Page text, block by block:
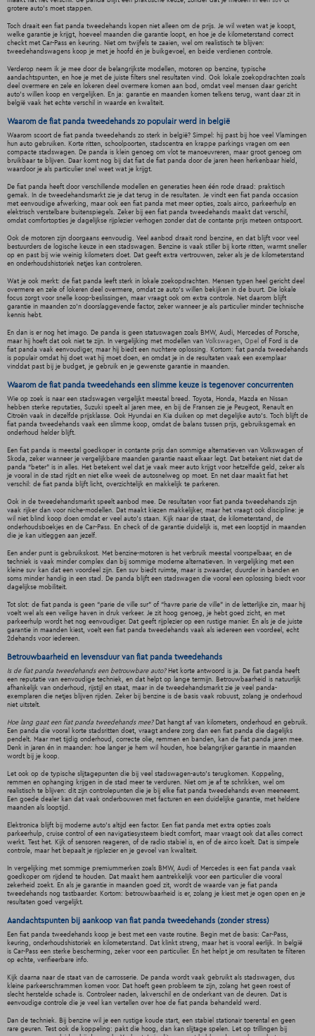
grotere auto’s moet stappen.
Toch draait een fiat panda tweedehands kopen niet alleen om de prijs. Je wil weten wat je koopt,
welke garantie je krijgt, hoeveel maanden die garantie loopt, en hoe je de kilometerstand correct
checkt met Car-Pass en keuring. Niet om twijfels te zaaien, wel om realistisch te blijven:
tweedehandswagens koop je met je hoofd én je buikgevoel, en beide verdienen controle.
Verderop neem ik je mee door de belangrijkste modellen, motoren op benzine, typische
aandachtspunten, en hoe je met de juiste filters snel resultaten vind. Ook lokale zoekopdrachten zoals
deel overmere en zele en lokeren deel overmere komen aan bod, omdat veel mensen daar gericht
auto’s willen koop en vergelijken. En ja: garantie en maanden komen telkens terug, want daar zit in
belgië vaak het echte verschil in waarde en kwaliteit.
Waarom de fiat panda tweedehands zo populair werd in belgië
Waarom scoort de fiat panda tweedehands zo sterk in belgië? Simpel: hij past bij hoe veel Vlamingen
hun auto gebruiken. Korte ritten, schoolpoorten, stadscentra en krappe parkings vragen om een
compacte stadswagen. De panda is klein genoeg om vlot te manoeuvreren, maar groot genoeg om
bruikbaar te blijven. Daar komt nog bij dat fiat de fiat panda door de jaren heen herkenbaar hield,
waardoor je als particulier snel weet wat je krijgt.
De fiat panda heeft door verschillende modellen en generaties heen één rode draad: praktisch
gemak. In de tweedehandsmarkt zie je dat terug in de resultaten. Je vindt een fiat panda occasion
met eenvoudige afwerking, maar ook een fiat panda met meer opties, zoals airco, parkeerhulp en
elektrisch verstelbare buitenspiegels. Zeker bij een fiat panda tweedehands maakt dat verschil,
omdat comfortopties je dagelijkse rijplezier verhogen zonder dat de contante prijs meteen ontspoort.
Ook de motoren zijn doorgaans eenvoudig. Veel aanbod draait rond benzine, en dat blijft voor veel
bestuurders de logische keuze in een stadswagen. Benzine is vaak stiller bij korte ritten, warmt sneller
op en past bij wie weinig kilometers doet. Dat geeft extra vertrouwen, zeker als je de kilometerstand
en onderhoudshistoriek netjes kan controleren.
Wat je ook merkt: de fiat panda leeft sterk in lokale zoekopdrachten. Mensen typen heel gericht deel
overmere en zele of lokeren deel overmere, omdat ze auto’s willen bekijken in de buurt. Die lokale
focus zorgt voor snelle koop-beslissingen, maar vraagt ook om extra controle. Net daarom blijft
garantie in maanden zo’n doorslaggevende factor, zeker wanneer je als particulier minder technische
kennis hebt.
En dan is er nog het imago. De panda is geen statuswagen zoals BMW, Audi, Mercedes of Porsche,
maar hij hoeft dat ook niet te zijn. In vergelijking met modellen van Volkswagen, Opel of Ford is de
fiat panda vaak eenvoudiger, maar hij biedt een nuchtere oplossing. Kortom: fiat panda tweedehands
is populair omdat hij doet wat hij moet doen, en omdat je in de resultaten vaak een exemplaar
vinddat past bij je budget, je gebruik en je gewenste garantie in maanden.
Waarom de fiat panda tweedehands een slimme keuze is tegenover concurrenten
Wie op zoek is naar een stadswagen vergelijkt meestal breed. Toyota, Honda, Mazda en Nissan
hebben sterke reputaties, Suzuki speelt al jaren mee, en bij de Fransen zie je Peugeot, Renault en
Citroën vaak in dezelfde prijsklasse. Ook Hyundai en Kia duiken op met degelijke auto’s. Toch blijft de
fiat panda tweedehands vaak een slimme koop, omdat de balans tussen prijs, gebruiksgemak en
onderhoud helder blijft.
Een fiat panda is meestal goedkoper in contante prijs dan sommige alternatieven van Volkswagen of
Skoda, zeker wanneer je vergelijkbare maanden garantie naast elkaar legt. Dat betekent niet dat de
panda “beter” is in alles. Het betekent wel dat je vaak meer auto krijgt voor hetzelfde geld, zeker als
je vooral in de stad rijdt en niet elke week de autosnelweg op moet. En net daar maakt fiat het
verschil: de fiat panda blijft licht, overzichtelijk en makkelijk te parkeren.
Ook in de tweedehandsmarkt speelt aanbod mee. De resultaten voor fiat panda tweedehands zijn
vaak rijker dan voor niche-modellen. Dat maakt kiezen makkelijker, maar het vraagt ook discipline: je
wil niet blind koop doen omdat er veel auto’s staan. Kijk naar de staat, de kilometerstand, de
onderhoudsboekjes en de Car-Pass. En check of de garantie duidelijk is, met een looptijd in maanden
die je kan uitleggen aan jezelf.
Een ander punt is gebruikskost. Met benzine-motoren is het verbruik meestal voorspelbaar, en de
techniek is vaak minder complex dan bij sommige moderne alternatieven. In vergelijking met een
kleine suv kan dat een voordeel zijn. Een suv biedt ruimte, maar is zwaarder, duurder in banden en
soms minder handig in een stad. De panda blijft een stadswagen die vooral een oplossing biedt voor
dagelijkse mobiliteit.
Tot slot: de fiat panda is geen “parie de ville sur” of “havre parie de ville” in de letterlijke zin, maar hij
voelt wel als een veilige haven in druk verkeer. Je zit hoog genoeg, je hebt goed zicht, en met
parkeerhulp wordt het nog eenvoudiger. Dat geeft rijplezier op een rustige manier. En als je de juiste
garantie in maanden kiest, voelt een fiat panda tweedehands vaak als iedereen een voordeel, echt
2dehands voor iedereen.
Betrouwbaarheid en levensduur van fiat panda tweedehands
Is de fiat panda tweedehands een betrouwbare auto?Het korte antwoord is ja. De fiat panda heeft
een reputatie van eenvoudige techniek, en dat helpt op lange termijn. Betrouwbaarheid is natuurlijk
afhankelijk van onderhoud, rijstijl en staat, maar in de tweedehandsmarkt zie je veel panda-
exemplaren die netjes blijven rijden. Zeker bij benzine is de basis vaak robuust, zolang je onderhoud
niet uitstelt.
Hoe lang gaat een fiat panda tweedehands mee?Dat hangt af van kilometers, onderhoud en gebruik.
Een panda die vooral korte stadsritten doet, vraagt andere zorg dan een fiat panda die dagelijks
pendelt. Maar met tijdig onderhoud, correcte olie, remmen en banden, kan de fiat panda jaren mee.
Denk in jaren én in maanden: hoe langer je hem wil houden, hoe belangrijker garantie in maanden
wordt bij je koop.
Let ook op de typische slijtagepunten die bij veel stadswagen-auto’s terugkomen. Koppeling,
remmen en ophanging krijgen in de stad meer te verduren. Niet om je af te schrikken, wel om
realistisch te blijven: dit zijn controlepunten die je bij elke fiat panda tweedehands even meeneemt.
Een goede dealer kan dat vaak onderbouwen met facturen en een duidelijke garantie, met heldere
maanden als looptijd.
Elektronica blijft bij moderne auto’s altijd een factor. Een fiat panda met extra opties zoals
parkeerhulp, cruise control of een navigatiesysteem biedt comfort, maar vraagt ook dat alles correct
werkt. Test het. Kijk of sensoren reageren, of de radio stabiel is, en of de airco koelt. Dat is simpele
controle, maar het bepaalt je rijplezier en je gevoel van kwaliteit.
In vergelijking met sommige premiummerken zoals BMW, Audi of Mercedes is een fiat panda vaak
goedkoper om rijdend te houden. Dat maakt hem aantrekkelijk voor een particulier die vooral
zekerheid zoekt. En als je garantie in maanden goed zit, wordt de waarde van je fiat panda
tweedehands nog tastbaarder. Kortom: betrouwbaarheid is er, zolang je kiest met je ogen open en je
resultaten goed vergelijkt.
Aandachtspunten bij aankoop van fiat panda tweedehands (zonder stress)
Een fiat panda tweedehands koop je best met een vaste routine. Begin met de basis: Car-Pass,
keuring, onderhoudshistoriek en kilometerstand. Dat klinkt streng, maar het is vooral eerlijk. In belgië
is Car-Pass een sterke bescherming, zeker voor een particulier. En het helpt je om resultaten te filteren
op echte, verifieerbare info.
Kijk daarna naar de staat van de carrosserie. De panda wordt vaak gebruikt als stadswagen, dus
kleine parkeerschrammen komen voor. Dat hoeft geen probleem te zijn, zolang het geen roest of
slecht herstelde schade is. Controleer naden, lakverschil en de onderkant van de deuren. Dat is
eenvoudige controle die je veel kan vertellen over hoe de fiat panda behandeld werd.
Dan de techniek. Bij benzine wil je een rustige koude start, een stabiel stationair toerental en geen
rare geuren. Test ook de koppeling: pakt die hoog, dan kan slijtage spelen. Let op trillingen bij